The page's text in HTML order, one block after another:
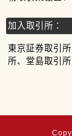
加入取引所：
東京証券取引
所、堂島取引所